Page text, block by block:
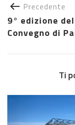
Precedente
9° edizione del
Convegno di
Ti